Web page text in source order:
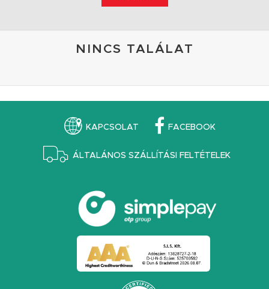
NINCS TALÁLAT
KAPCSOLAT FACEBOOK
ÁLTALÁNOS SZÁLLÍTÁSI FELTÉTELEK